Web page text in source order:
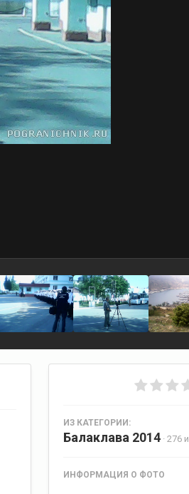
ИЗ КАТЕГОРИИ:
Балаклава 2014 · 276
ИНФОРМАЦИЯ О ФОТО